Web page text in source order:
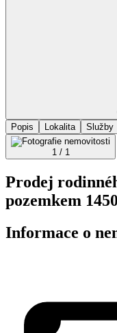
Popis
Lokalita Služby
1 / 1
Prodej
pozemkem
Informace o